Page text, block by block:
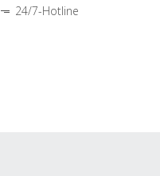
24/7-Hotline